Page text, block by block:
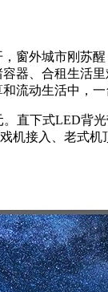
窗外城市刚苏
器、合租生活
流动生活中，
。直下式LED背
机接入、老式